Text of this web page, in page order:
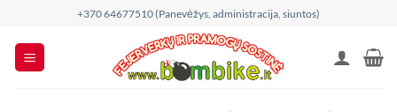
content
+370 64677510 (Panevėžys, administracija, siuntos)